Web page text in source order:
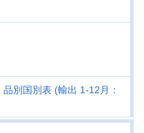
別国別表 (輸出 1-12月：